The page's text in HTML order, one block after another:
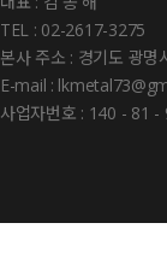
TEL : 02-2617-3275
본사 주소 : 경기도 광명
E-mail :
사업자번호 : 140 - 81 -